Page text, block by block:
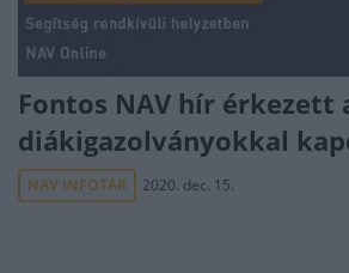
Fontos NAV hír érkezett
diákigazolványokkal
NAV INFOTÁR 2020. dec. 15.